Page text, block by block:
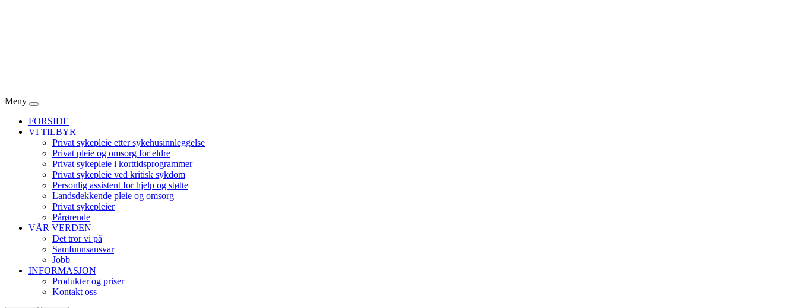
Meny
FORSIDE
VI TILBYR
Privat sykepleie etter sykehusinnleggelse
Privat pleie og omsorg for eldre
Privat sykepleie i korttidsprogrammer
Privat sykepleie ved kritisk sykdom
Personlig assistent for hjelp og støtte
Landsdekkende pleie og omsorg
Privat sykepleier
Pårørende
VÅR VERDEN
Det tror vi på
Samfunnsansvar
Jobb
INFORMASJON
Produkter og priser
Kontakt oss